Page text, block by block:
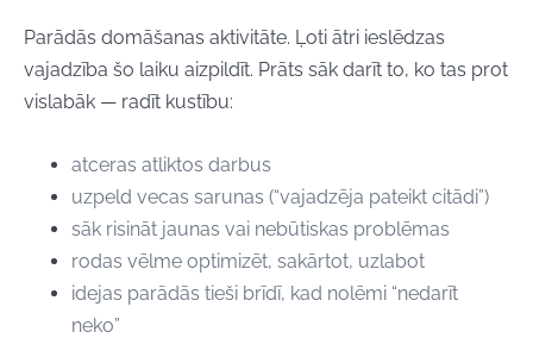
Parādās domāšanas aktivitāte. Ļoti ātri ieslēdzas
vajadzība šo laiku aizpildīt. Prāts sāk darīt to, ko tas prot
vislabāk — radīt kustību:
atceras atliktos darbus
uzpeld vecas sarunas (“vajadzēja pateikt citādi”)
sāk risināt jaunas vai nebūtiskas problēmas
rodas vēlme optimizēt, sakārtot, uzlabot
idejas parādās tieši brīdī, kad nolēmi “nedarīt
neko”